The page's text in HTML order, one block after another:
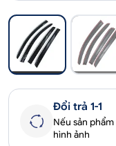
Đổi trả 1-1
Nếu sản
hình ảnh